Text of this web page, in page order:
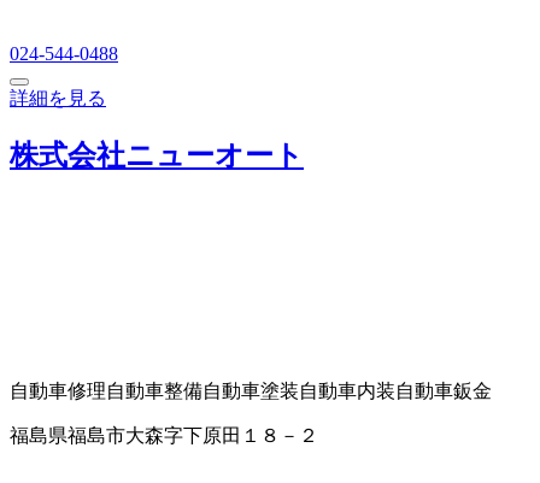
024-544-0488
詳細を見る
株式会社ニューオート
自動車修理自動車整備自動車塗装自動車内装自動車鈑金
福島県福島市大森字下原田１８－２